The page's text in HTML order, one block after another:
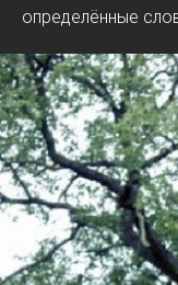
определённые